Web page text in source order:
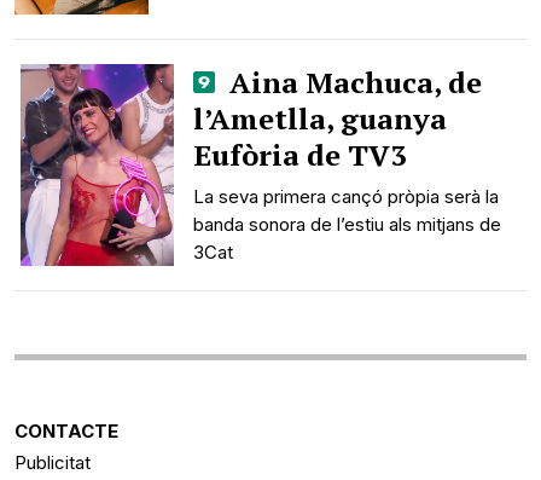
Aina Machuca, de
l’Ametlla, guanya
Eufòria de TV3
La seva primera cançó pròpia serà la
banda sonora de l’estiu als mitjans de
3Cat
CONTACTE
Publicitat